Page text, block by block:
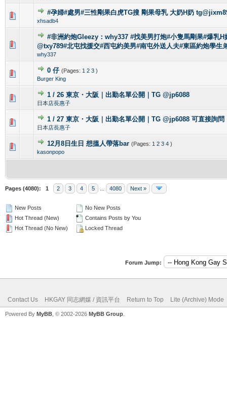
#孕婦#處男#三性剛果白虎TG搜 剛果母乳 大奶H奶
xhsadb4
0 Vote(s) - 0 out of 5 in Average
1234 5
#非洲約炮Gleezy：why337 #找美男打炮#小隻馬剛果#爆乳H
@txy789#北屯找援交#西屯約美男#南屯外送人夫#東區約炮學生
why337
0 Vote(s) - 0 out of 5 in Average
12345
0 仔 (Pages: 1 2 3 )
Burger King
0 Vote(s) - 0 out of 5 in Average
1 / 26 東京・大阪｜出勤名單公開｜TG @jp6088
日本店長惠子
0 Vote(s) - 0 out of 5 in Average
12345
1 / 27 東京・大阪｜出勤名單公開｜TG @jp6088 可直接詢問
日本店長惠子
0 Vote(s) - 0 out of 5 in Average
12345
12月8日生日 想搵人帶落bar (Pages: 1 2 3 4 )
kasonpopo
0 Vote(s) - 0 out of 5 in Average
12345
Pages (4080): 1 2 3 4 5 4080 Next »
New Posts
Hot Thread (New)
Hot Thread (No New)
No New Posts
Contains Posts by You
Locked Thread
Forum Jump:
Contact Us HKGAY 同志網媒 / 資訊平台 Return to Top Lite (Archive) Mode
Powered By MyBB , © 2002-2026 MyBB Group